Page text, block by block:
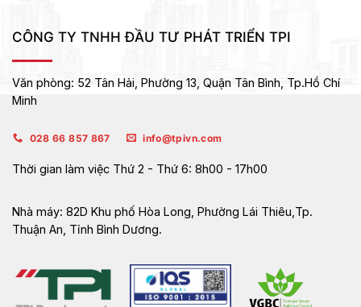
CÔNG TY TNHH ĐẦU TƯ PHÁT TRIỂN TPI
Văn phòng: 52 Tân Hải, Phường 13, Quận Tân Bình, Tp.Hồ Chí
Minh
028 66 857 867 info@tpivn.com
Thời gian làm việc Thứ 2 - Thứ 6: 8h00 - 17h00
Nhà máy: 82D Khu phố Hòa Long, Phường Lái Thiêu,Tp.
Thuận An, Tỉnh Bình Dương.